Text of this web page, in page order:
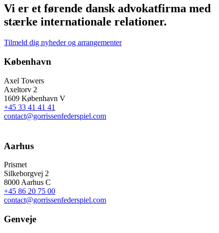
Vi er et førende dansk advokatfirma med
stærke internationale relationer.
Tilmeld dig nyheder og arrangementer
København
Axel Towers
Axeltorv 2
1609 København V
+45 33 41 41 41
contact@gorrissenfederspiel.com
Aarhus
Prismet
Silkeborgvej 2
8000 Aarhus C
+45 86 20 75 00
contact@gorrissenfederspiel.com
Genveje